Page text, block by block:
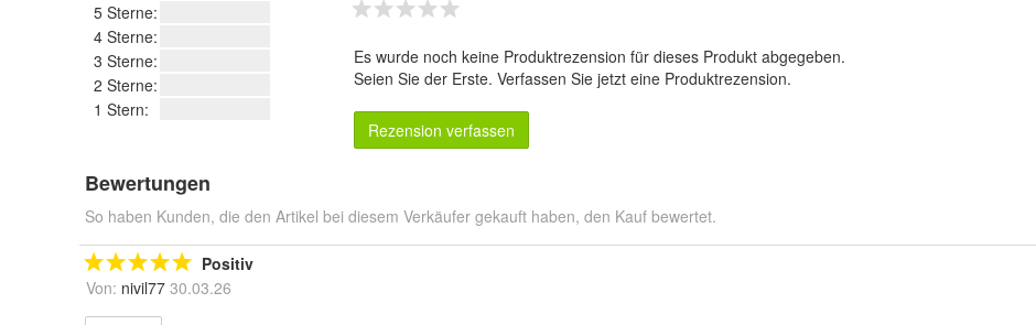
5 Sterne:
4 Sterne:
3 Sterne:
2 Sterne:
1 Stern:
Es wurde noch keine Produktrezension für dieses Produkt abgegeben.
Seien Sie der Erste. Verfassen Sie jetzt eine Produktrezension.
Rezension verfassen
Bewertungen
So haben Kunden, die den Artikel bei diesem Verkäufer gekauft haben, den Kauf bewertet.
Positiv
Von: nivil77 30.03.26